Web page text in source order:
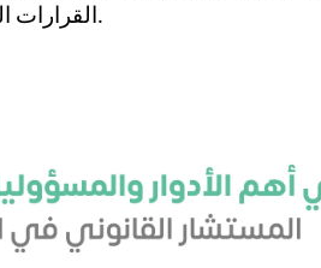
القرارات المستنيرة بناءً على الأطر القانونية المتاحة.